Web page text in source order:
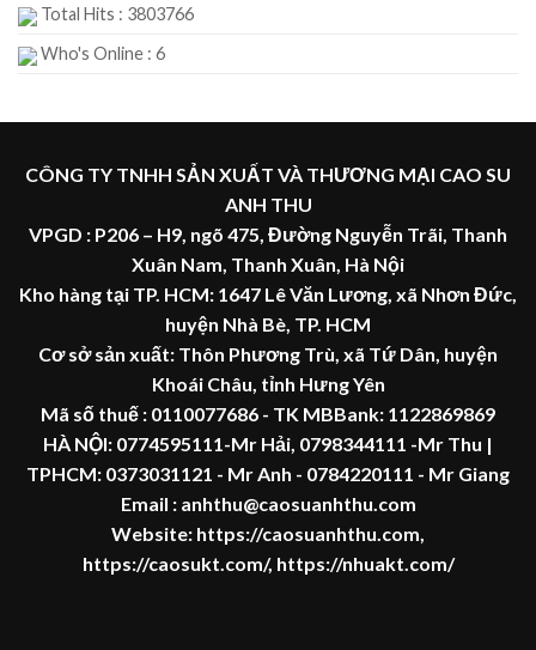
Total Hits : 3803766
Who's Online : 6
CÔNG TY TNHH SẢN XUẤT VÀ THƯƠNG MẠI CAO SU
ANH THU
VPGD : P206 – H9, ngõ 475, Đường Nguyễn Trãi, Thanh
Xuân Nam, Thanh Xuân, Hà Nội
Kho hàng tại TP. HCM: 1647 Lê Văn Lương, xã Nhơn Đức,
huyện Nhà Bè, TP. HCM
Cơ sở sản xuất: Thôn Phương Trù, xã Tứ Dân, huyện
Khoái Châu, tỉnh Hưng Yên
Mã số thuế : 0110077686 - TK MBBank: 1122869869
HÀ NỘI: 0774595111-Mr Hải, 0798344111 -Mr Thu |
TPHCM: 0373031121 - Mr Anh - 0784220111 - Mr Giang
Email : anhthu@caosuanhthu.com
Website: https://caosuanhthu.com,
https://caosukt.com/, https://nhuakt.com/